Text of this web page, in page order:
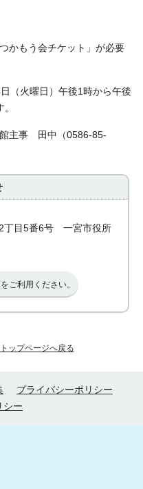
かもう会チケット」が必要
（火曜日）午後1時から午後
館主事 田中（0586-85-
丁目5番6号 一宮市役所
ご利用ください。
トップページへ戻る
プライバシーポリシー
シー